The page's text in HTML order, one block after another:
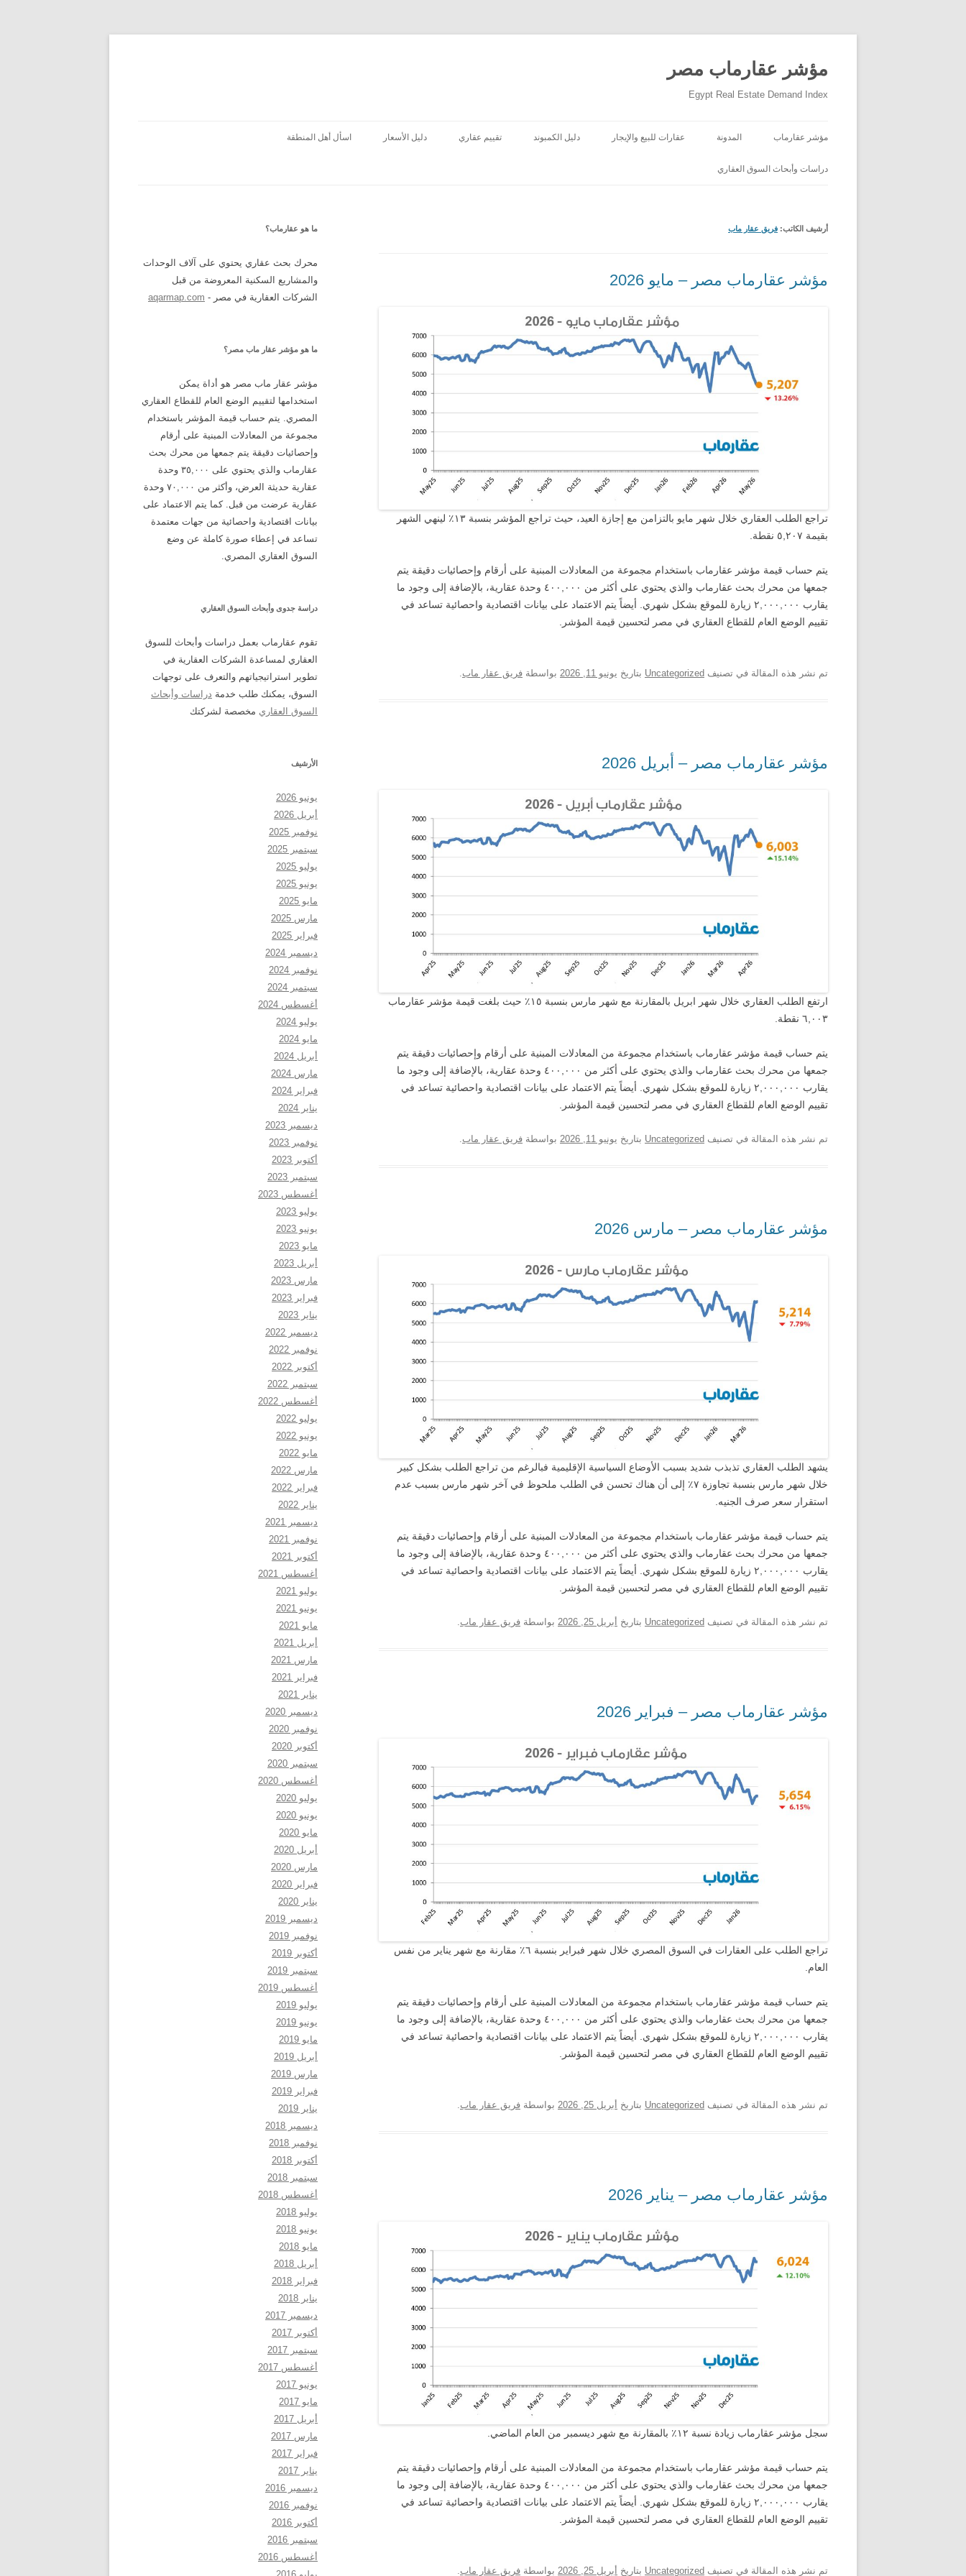
مؤشر عقارماب مصر
Egypt Real Estate Demand Index
إلى
المحتوى
مؤشر عقارماب المدونة عقارات للبيع والإيجار دليل الكمبوند تقييم عقاري دليل الأسعار اسأل أهل المنطقة
دراسات وأبحاث السوق العقاري
أرشيف الكاتب: فريق عقار ماب
مؤشر عقارماب مصر – مايو 2026
تراجع الطلب العقاري خلال شهر مايو بالتزامن مع إجازة العيد، حيث تراجع المؤشر بنسبة ١٣٪ لينهي الشهر
بقيمة ٥,٢٠٧ نقطة.
يتم حساب قيمة مؤشر عقارماب باستخدام مجموعة من المعادلات المبنية على أرقام وإحصائيات دقيقة يتم
جمعها من محرك بحث عقارماب والذي يحتوي على أكثر من ٤٠٠,٠٠٠ وحدة عقارية، بالإضافة إلى وجود ما
يقارب ٢,٠٠٠,٠٠٠ زيارة للموقع بشكل شهري. أيضاً يتم الاعتماد على بيانات اقتصادية واحصائية تساعد في
تقييم الوضع العام للقطاع العقاري في مصر لتحسين قيمة المؤشر.
تم نشر هذه المقالة في تصنيف Uncategorized بتاريخ يونيو 11, 2026 بواسطة فريق عقار ماب
مؤشر عقارماب مصر – أبريل 2026
ارتفع الطلب العقاري خلال شهر ابريل بالمقارنة مع شهر مارس بنسبة ١٥٪ حيث بلغت قيمة مؤشر عقارماب
٦,٠٠٣ نقطة.
يتم حساب قيمة مؤشر عقارماب باستخدام مجموعة من المعادلات المبنية على أرقام وإحصائيات دقيقة يتم
جمعها من محرك بحث عقارماب والذي يحتوي على أكثر من ٤٠٠,٠٠٠ وحدة عقارية، بالإضافة إلى وجود ما
يقارب ٢,٠٠٠,٠٠٠ زيارة للموقع بشكل شهري. أيضاً يتم الاعتماد على بيانات اقتصادية واحصائية تساعد في
تقييم الوضع العام للقطاع العقاري في مصر لتحسين قيمة المؤشر.
تم نشر هذه المقالة في تصنيف Uncategorized بتاريخ يونيو 11, 2026 بواسطة فريق عقار ماب
مؤشر عقارماب مصر – مارس 2026
يشهد الطلب العقاري تذبذب شديد بسبب الأوضاع السياسية الإقليمية فبالرغم من تراجع الطلب بشكل كبير
خلال شهر مارس بنسبة تجاوزة ٧٪ إلى أن هناك تحسن في الطلب ملحوظ في آخر شهر مارس بسبب عدم
استقرار سعر صرف الجنيه.
يتم حساب قيمة مؤشر عقارماب باستخدام مجموعة من المعادلات المبنية على أرقام وإحصائيات دقيقة يتم
جمعها من محرك بحث عقارماب والذي يحتوي على أكثر من ٤٠٠,٠٠٠ وحدة عقارية، بالإضافة إلى وجود ما
يقارب ٢,٠٠٠,٠٠٠ زيارة للموقع بشكل شهري. أيضاً يتم الاعتماد على بيانات اقتصادية واحصائية تساعد في
تقييم الوضع العام للقطاع العقاري في مصر لتحسين قيمة المؤشر.
تم نشر هذه المقالة في تصنيف Uncategorized بتاريخ أبريل 25, 2026 بواسطة فريق عقار ماب
مؤشر عقارماب مصر – فبراير 2026
تراجع الطلب على العقارات في السوق المصري خلال شهر فبراير بنسبة ٦٪ مقارنة مع شهر يناير من نفس
العام.
يتم حساب قيمة مؤشر عقارماب باستخدام مجموعة من المعادلات المبنية على أرقام وإحصائيات دقيقة يتم
جمعها من محرك بحث عقارماب والذي يحتوي على أكثر من ٤٠٠,٠٠٠ وحدة عقارية، بالإضافة إلى وجود ما
يقارب ٢,٠٠٠,٠٠٠ زيارة للموقع بشكل شهري. أيضاً يتم الاعتماد على بيانات اقتصادية واحصائية تساعد في
تقييم الوضع العام للقطاع العقاري في مصر لتحسين قيمة المؤشر.
تم نشر هذه المقالة في تصنيف Uncategorized بتاريخ أبريل 25, 2026 بواسطة فريق عقار ماب
مؤشر عقارماب مصر – يناير 2026
سجل مؤشر عقارماب زيادة نسبة ١٢٪ بالمقارنة مع شهر ديسمبر من العام الماضي.
يتم حساب قيمة مؤشر عقارماب باستخدام مجموعة من المعادلات المبنية على أرقام وإحصائيات دقيقة يتم
جمعها من محرك بحث عقارماب والذي يحتوي على أكثر من ٤٠٠,٠٠٠ وحدة عقارية، بالإضافة إلى وجود ما
يقارب ٢,٠٠٠,٠٠٠ زيارة للموقع بشكل شهري. أيضاً يتم الاعتماد على بيانات اقتصادية واحصائية تساعد في
تقييم الوضع العام للقطاع العقاري في مصر لتحسين قيمة المؤشر.
تم نشر هذه المقالة في تصنيف Uncategorized بتاريخ أبريل 25, 2026 بواسطة فريق عقار ماب
ما هو عقارماب؟
محرك بحث عقاري يحتوي على آلاف الوحدات
والمشاريع السكنية المعروضة من قبل
الشركات العقارية في مصر - aqarmap.com
ما هو مؤشر عقار ماب مصر؟
مؤشر عقار ماب مصر هو أداة يمكن
استخدامها لتقييم الوضع العام للقطاع العقاري
المصري. يتم حساب قيمة المؤشر باستخدام
مجموعة من المعادلات المبنية على أرقام
وإحصائيات دقيقة يتم جمعها من محرك بحث
عقارماب والذي يحتوي على ٣٥,٠٠٠ وحدة
عقارية حديثة العرض، وأكثر من ٧٠,٠٠٠ وحدة
عقارية عرضت من قبل. كما يتم الاعتماد على
بيانات اقتصادية واحصائية من جهات معتمدة
تساعد في إعطاء صورة كاملة عن وضع
السوق العقاري المصري.
دراسة جدوى وأبحاث السوق العقاري
تقوم عقارماب بعمل دراسات وأبحاث للسوق
العقاري لمساعدة الشركات العقارية في
تطوير استراتيجياتهم والتعرف على توجهات
السوق، يمكنك طلب خدمة دراسات وأبحاث
السوق العقاري مخصصة لشركتك
الأرشيف
يونيو 2026
أبريل 2026
نوفمبر 2025
سبتمبر 2025
يوليو 2025
يونيو 2025
مايو 2025
مارس 2025
فبراير 2025
ديسمبر 2024
نوفمبر 2024
سبتمبر 2024
أغسطس 2024
يوليو 2024
مايو 2024
أبريل 2024
مارس 2024
فبراير 2024
يناير 2024
ديسمبر 2023
نوفمبر 2023
أكتوبر 2023
سبتمبر 2023
أغسطس 2023
يوليو 2023
يونيو 2023
مايو 2023
أبريل 2023
مارس 2023
فبراير 2023
يناير 2023
ديسمبر 2022
نوفمبر 2022
أكتوبر 2022
سبتمبر 2022
أغسطس 2022
يوليو 2022
يونيو 2022
مايو 2022
مارس 2022
فبراير 2022
يناير 2022
ديسمبر 2021
نوفمبر 2021
أكتوبر 2021
أغسطس 2021
يوليو 2021
يونيو 2021
مايو 2021
أبريل 2021
مارس 2021
فبراير 2021
يناير 2021
ديسمبر 2020
نوفمبر 2020
أكتوبر 2020
سبتمبر 2020
أغسطس 2020
يوليو 2020
يونيو 2020
مايو 2020
أبريل 2020
مارس 2020
فبراير 2020
يناير 2020
ديسمبر 2019
نوفمبر 2019
أكتوبر 2019
سبتمبر 2019
أغسطس 2019
يوليو 2019
يونيو 2019
مايو 2019
أبريل 2019
مارس 2019
فبراير 2019
يناير 2019
ديسمبر 2018
نوفمبر 2018
أكتوبر 2018
سبتمبر 2018
أغسطس 2018
يوليو 2018
يونيو 2018
مايو 2018
أبريل 2018
فبراير 2018
يناير 2018
ديسمبر 2017
أكتوبر 2017
سبتمبر 2017
أغسطس 2017
يونيو 2017
مايو 2017
أبريل 2017
مارس 2017
فبراير 2017
يناير 2017
ديسمبر 2016
نوفمبر 2016
أكتوبر 2016
سبتمبر 2016
أغسطس 2016